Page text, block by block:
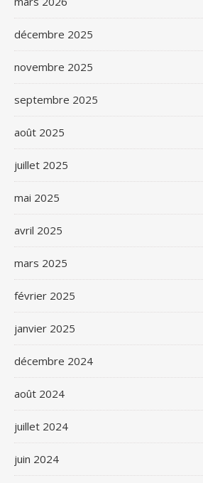
décembre 2025
novembre 2025
septembre 2025
août 2025
juillet 2025
mai 2025
avril 2025
mars 2025
février 2025
janvier 2025
décembre 2024
août 2024
juillet 2024
juin 2024